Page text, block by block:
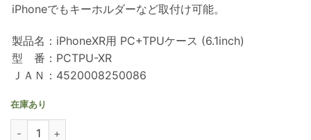
iPhoneでもキーホルダーなど取付け可能。
製品名：iPhoneXR用 PC+TPUケース (6.1inch)
型 番：PCTPU-XR
ＪＡＮ：4520008250086
在庫あり
PCTPUケース（PC素材とTPU素材のハイブリットタイプ）